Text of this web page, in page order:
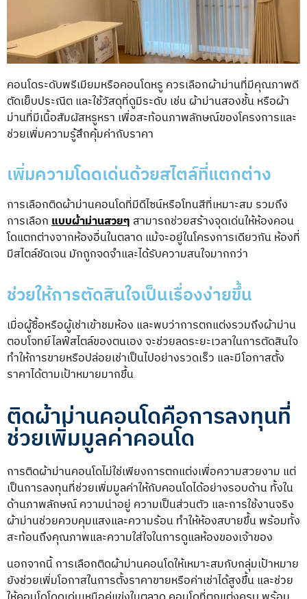
คอนโดระดับพรีเมียมหรือคอนโดหรู ควรเลือกผ้าม่านที่มีคุณภาพดี
ตัดเย็บประณีต และใช้วัสดุที่ดูมีระดับ เช่น ผ้าม่านสองชั้น หรือผ้า
ม่านที่มีเนื้อสัมผัสหรูหรา เพื่อสะท้อนภาพลักษณ์ของโครงการและ
ช่วยเพิ่มความรู้สึกคุ้มค่ากับราคา
เพิ่มความโดดเด่นด้วยสไตล์ที่แตกต่าง
การเลือกติดผ้าม่านคอนโดที่มีดีไซน์หรือโทนสีที่เหมาะสม รวมถึง
การเลือกแบบผ้าม่านสวยๆ สามารถช่วยสร้างจุดเด่นให้ห้องคอน
โดแตกต่างจากห้องอื่นในตลาด แม้จะอยู่ในโครงการเดียวกัน ห้องที่
มีสไตล์ชัดเจน มักถูกจดจำและได้รับความสนใจมากกว่า
ช่วยให้การตัดสินใจเป็นเรื่องง่ายขึ้น
เมื่อผู้ซื้อหรือผู้เช่าเข้าชมห้อง และพบว่าการตกแต่งรวมถึงผ้าม่าน
ตอบโจทย์ไลฟ์สไตล์ของตนเอง จะช่วยลดระยะเวลาในการตัดสินใจ
ทำให้การขายหรือปล่อยเช่าเป็นไปอย่างรวดเร็ว และมีโอกาสตั้ง
ราคาได้ตามเป้าหมายมากขึ้น
ติดผ้าม่านคอนโดคือการลงทุนที่
ช่วยเพิ่มมูลค่าคอนโด
การติดผ้าม่านคอนโดไม่ใช่เพียงการตกแต่งเพื่อความสวยงาม แต่
เป็นการลงทุนที่ช่วยเพิ่มมูลค่าให้กับคอนโดได้อย่างรอบด้าน ทั้งใน
ด้านภาพลักษณ์ ความน่าอยู่ ความเป็นส่วนตัว และการใช้งานจริง
ผ้าม่านช่วยควบคุมแสงและความร้อน ทำให้ห้องสบายขึ้น พร้อมทั้ง
สะท้อนถึงคุณภาพและความใส่ใจในการดูแลห้องของเจ้าของ
นอกจากนี้ การเลือกติดผ้าม่านคอนโดให้เหมาะสมกับกลุ่มเป้าหมาย
ยังช่วยเพิ่มโอกาสในการตั้งราคาขายหรือค่าเช่าได้สูงขึ้น และช่วย